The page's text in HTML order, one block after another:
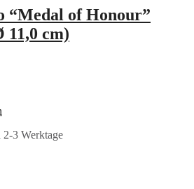
“Medal of Honour”
11,0 cm)
2-3 Werktage